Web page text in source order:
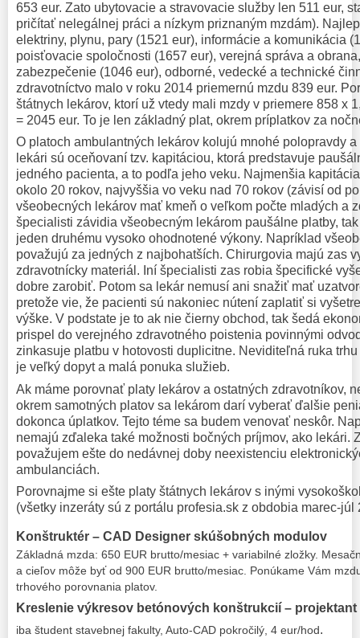
653 eur. Zato ubytovacie a stravovacie služby len 511 eur,
pričítať nelegálnej práci a nízkym priznaným mzdám).
elektriny, plynu, pary (1521 eur), informácie a komunikácia
poisťovacie spoločnosti (1657 eur), verejná správa a
zabezpečenie (1046 eur), odborné, vedecké a technické
zdravotníctvo malo v roku 2014 priemernú mzdu 839 eur.
štátnych lekárov, ktorí už vtedy mali mzdy v priemere 858 x
= 2045 eur. To je len základný plat, okrem príplatkov za
O platoch ambulantných lekárov kolujú mnohé polopravdy
lekári sú oceňovaní tzv. kapitáciou, ktorá predstavuje
jedného pacienta, a to podľa jeho veku. Najmenšia
okolo 20 rokov, najvyššia vo veku nad 70 rokov (závisí od
všeobecných lekárov mať kmeň o veľkom počte mladých a
špecialisti závidia všeobecným lekárom paušálne platby,
jeden druhému vysoko ohodnotené výkony. Napríklad
považujú za jedných z najbohatších. Chirurgovia majú zas
zdravotnícky materiál. Iní špecialisti zas robia špecifické
dobre zarobiť. Potom sa lekár nemusí ani snažiť mať
pretože vie, že pacienti sú nakoniec nútení zaplatiť si
výške. V podstate je to ak nie čierny obchod, tak šedá
prispel do verejného zdravotného poistenia povinnými
zinkasuje platbu v hotovosti duplicitne. Neviditeľná ruka trhu
je veľký dopyt a malá ponuka služieb.
Ak máme porovnať platy lekárov a ostatných zdravotníkov,
okrem samotných platov sa lekárom darí vyberať ďalšie
dokonca úplatkov. Tejto téme sa budem venovať neskôr.
nemajú zďaleka také možnosti bočných príjmov, ako lekári.
považujem ešte do nedávnej doby neexistenciu
ambulanciách.
Porovnajme si ešte platy štátnych lekárov s inými
(všetky inzeráty sú z portálu profesia.sk z obdobia marec-júl
Konštruktér – CAD Designer skúšobných modulov
Základná mzda: 650 EUR brutto/mesiac + variabilné zložky.
a cieľov môže byť od 900 EUR brutto/mesiac. Ponúkame Vám
trhového porovnania platov.
Kreslenie výkresov betónových konštrukcií – projektant
iba študent stavebnej fakulty, Auto-CAD pokročilý, 4 eur/hod.